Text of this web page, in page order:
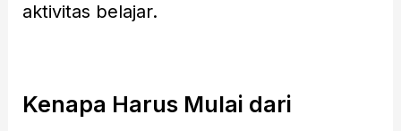
aktivitas belajar.
Kenapa Harus Mulai dari